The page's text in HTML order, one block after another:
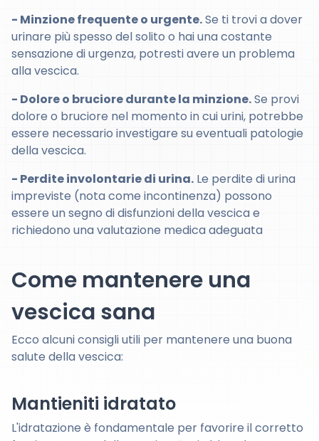
- Minzione frequente o urgente.Se ti trovi a dover
urinare più spesso del solito o hai una costante
sensazione di urgenza, potresti avere un problema
alla vescica.
- Dolore o bruciore durante la minzione.Se provi
dolore o bruciore nel momento in cui urini, potrebbe
essere necessario investigare su eventuali patologie
della vescica.
- Perdite involontarie di urina. Le perdite di urina
impreviste (nota come incontinenza) possono
essere un segno di disfunzioni della vescica e
richiedono una valutazione medica adeguata
Come mantenere una
vescica sana
Ecco alcuni consigli utili per mantenere una buona
salute della vescica:
Mantieniti idratato
L'idratazione è fondamentale per favorire il corretto